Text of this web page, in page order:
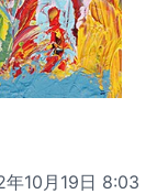
10月19日 8:03